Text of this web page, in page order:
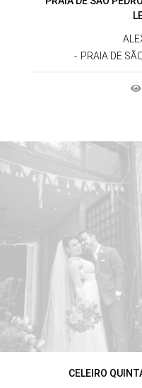
PRAIA DE
CELEIRO